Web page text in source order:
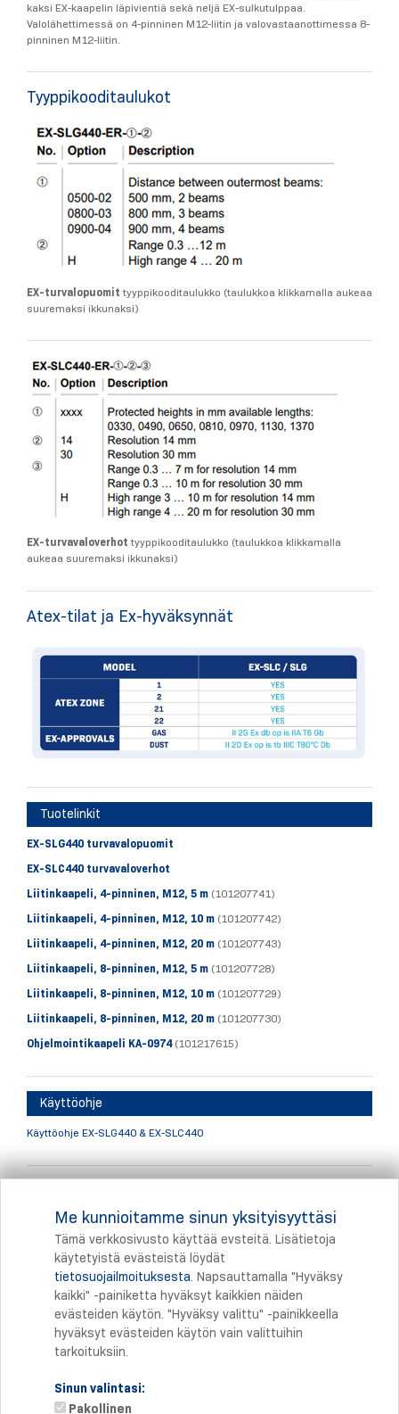
kaksi EX-kaapelin läpivientiä sekä neljä EX-sulkutulppaa.
Valolähettimessä on 4-pinninen M12-liitin ja valovastaanottimessa 8-
pinninen M12-liitin.
Tyyppikooditaulukot
EX-turvalopuomit tyyppikooditaulukko (taulukkoa klikkamalla aukeaa
suuremaksi ikkunaksi)
EX-turvavaloverhot tyyppikooditaulukko (taulukkoa klikkamalla
aukeaa suuremaksi ikkunaksi)
Atex-tilat ja Ex-hyväksynnät
Tuotelinkit
EX-SLG440 turvavalopuomit
EX-SLC440 turvavaloverhot
Liitinkaapeli, 4-pinninen, M12, 5 m (101207741)
Liitinkaapeli, 4-pinninen, M12, 10 m (101207742)
Liitinkaapeli, 4-pinninen, M12, 20 m (101207743)
Liitinkaapeli, 8-pinninen, M12, 5 m (101207728)
Liitinkaapeli, 8-pinninen, M12, 10 m (101207729)
Liitinkaapeli, 8-pinninen, M12, 20 m (101207730)
Ohjelmointikaapeli KA-0974(101217615)
Käyttöohje
Käyttöohje EX-SLG440 & EX-SLC440
Tässä linkki esimerkkiin turvaetäisyyden määrittämiseksi.
Tulostus
Me kunnioitamme sinun yksityisyyttäsi
Tämä verkkosivusto käyttää evsteitä. Lisätietoja
käytetyistä evästeistä löydät
tietosuojailmoituksesta. Napsauttamalla "Hyväksy
kaikki" -painiketta hyväksyt kaikkien näiden
evästeiden käytön. "Hyväksy valittu" -painikkeella
hyväksyt evästeiden käytön vain valittuihin
tarkoituksiin.
Sinun valintasi:
Pakollinen